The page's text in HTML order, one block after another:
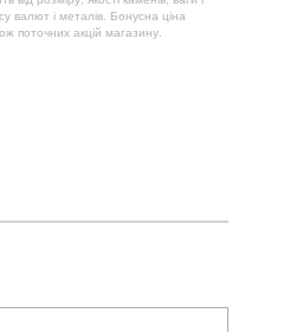
валют і металів. Бонусна ціна
поточних акцій магазину.